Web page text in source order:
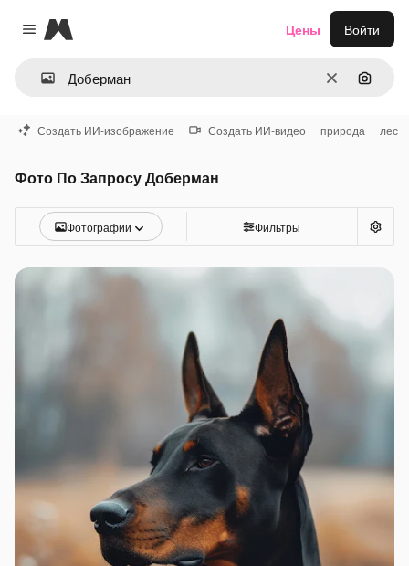
Close menu
Magnific
ОчиститьПоиск
Цены Войти
Создать ИИ-изображение Создать ИИ-видео природа лес
Фото По Запросу Доберман
Фотографии Фильтры